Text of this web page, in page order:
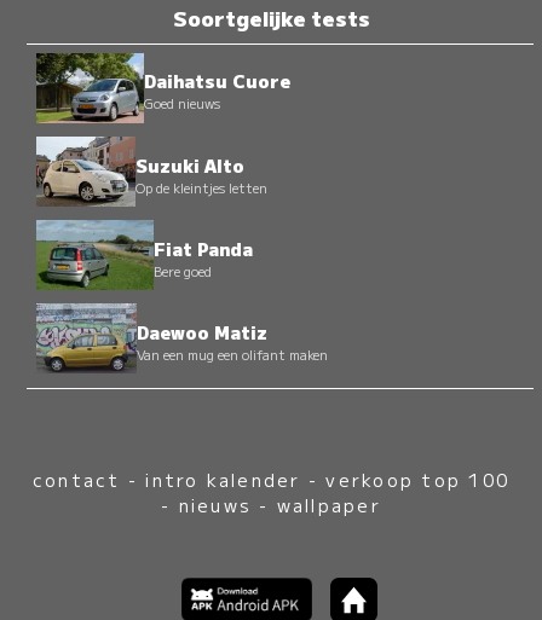
Soortgelijke tests
Daihatsu Cuore
Goed nieuws
Suzuki Alto
Op de kleintjes letten
Fiat Panda
Bere goed
Daewoo Matiz
Van een mug een olifant maken
contact -intro kalender -verkoop top 100
- nieuws - wallpaper